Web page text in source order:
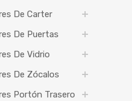
De Carter
De Puertas
De Vidrio
De Zócalos
Portón Trasero